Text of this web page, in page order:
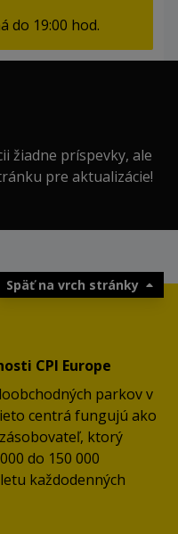
do 19:00 hod.
žiadne príspevky, ale
pre aktualizácie!
Späť na vrch stránky
CPI Europe
parkov v
centrá fungujú ako
ktorý
do 150 000
každodenných